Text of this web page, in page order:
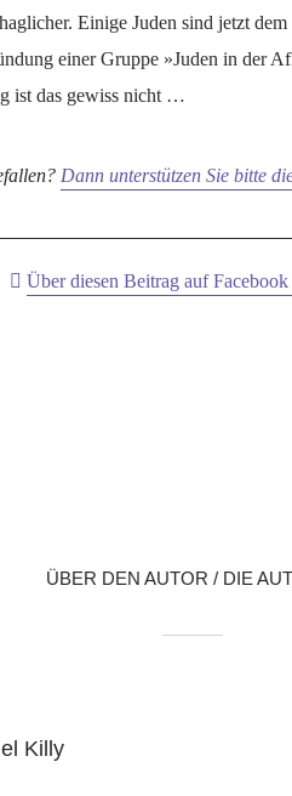
Einige Juden sind jetzt
einer Gruppe »Juden in der
ist das gewiss nicht …
Dann unterstützen Sie bitte
Über diesen Beitrag auf
ÜBER DEN AUTOR / DIE
Killy